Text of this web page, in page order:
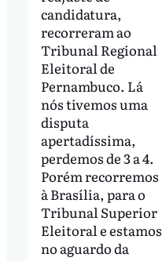
candidatura,
recorreram ao
Tribunal Regional
Eleitoral de
Pernambuco. Lá
nós tivemos uma
disputa
apertadíssima,
perdemos de 3 a 4.
Porém recorremos
à Brasília, para o
Tribunal Superior
Eleitoral e estamos
no aguardo da